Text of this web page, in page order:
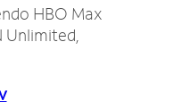
HBO Max
Unlimited,